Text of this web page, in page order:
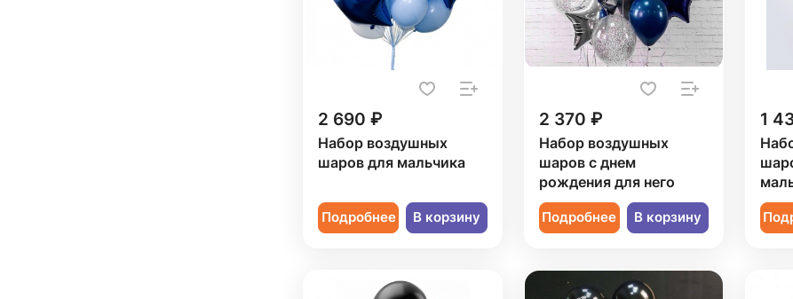
2 690 ₽
Набор воздушных
шаров для мальчика
Подробнее В корзину
2 370 ₽
Набор воздушных
шаров с днем
рождения для него
Подробнее В корзину
1